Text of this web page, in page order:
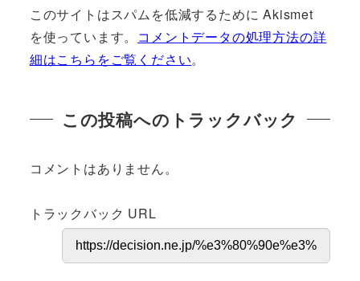
このサイトはスパムを低減するために Akismet
を使っています。 コメントデータの処理方法の詳
細はこちらをご覧ください。
この投稿へのトラックバック
コメントはありません。
トラックバック URL